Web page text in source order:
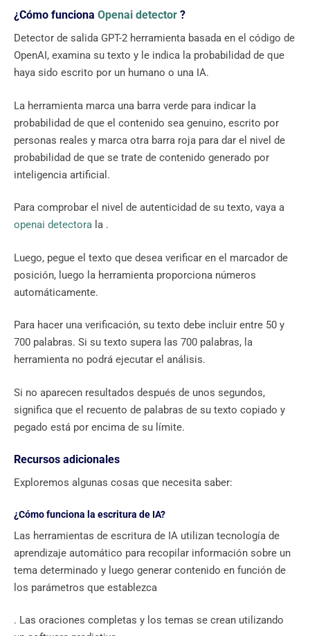
¿Cómo funciona Openai detector ?
Detector de salida GPT-2 herramienta basada en el código de
OpenAI, examina su texto y le indica la probabilidad de que
haya sido escrito por un humano o una IA.
La herramienta marca una barra verde para indicar la
probabilidad de que el contenido sea genuino, escrito por
personas reales y marca otra barra roja para dar el nivel de
probabilidad de que se trate de contenido generado por
inteligencia artificial.
Para comprobar el nivel de autenticidad de su texto, vaya a
openai detectora la .
Luego, pegue el texto que desea verificar en el marcador de
posición, luego la herramienta proporciona números
automáticamente.
Para hacer una verificación, su texto debe incluir entre 50 y
700 palabras. Si su texto supera las 700 palabras, la
herramienta no podrá ejecutar el análisis.
Si no aparecen resultados después de unos segundos,
significa que el recuento de palabras de su texto copiado y
pegado está por encima de su límite.
Recursos adicionales
Exploremos algunas cosas que necesita saber:
¿Cómo funciona la escritura de IA?
Las herramientas de escritura de IA utilizan tecnología de
aprendizaje automático para recopilar información sobre un
tema determinado y luego generar contenido en función de
los parámetros que establezca
. Las oraciones completas y los temas se crean utilizando